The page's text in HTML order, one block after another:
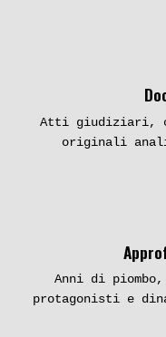
Atti giudiziari,
originali
Anni di
protagonisti e